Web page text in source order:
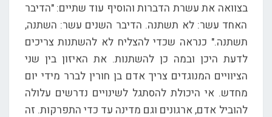
בצוואה את עשרת הדברות והוסיף עוד שתיים: "הדיבר
האחד עשר: לא תשתנה. הדיבר השנים עשר: השתנה,
תשתנה." כנראה שכדי להצליח לא להשתנות צריכים
לדעת היכן ובמה כן להשתנות. את האיזון בין שני
הציוויים המנוגדים צריך אדם בן חורין לברר מידי יום
מחדש. אי היכולת להסתגל לשינויים נדרשים עלולה
להוביל אדם, ארגונים וגם מדינה עד כדי התפרקות. זה